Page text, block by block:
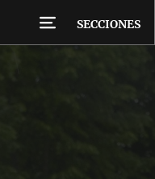
SECCIONES